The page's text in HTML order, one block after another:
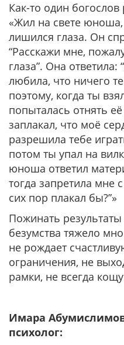
Как-то один
«Жил на свете юноша,
лишился глаза. Он
“Расскажи мне,
глаза”. Она ответила:
любила, что ничего
поэтому, когда ты
попыталась отнять
заплакал, что моё
разрешила тебе
потом ты упал на
юноша ответил
тогда запретила мне
сих пор плакал бы?”»
Пожинать результаты
безумства тяжело
не рождает
ограничения, не
рамки, не всегда
Имара
психолог: